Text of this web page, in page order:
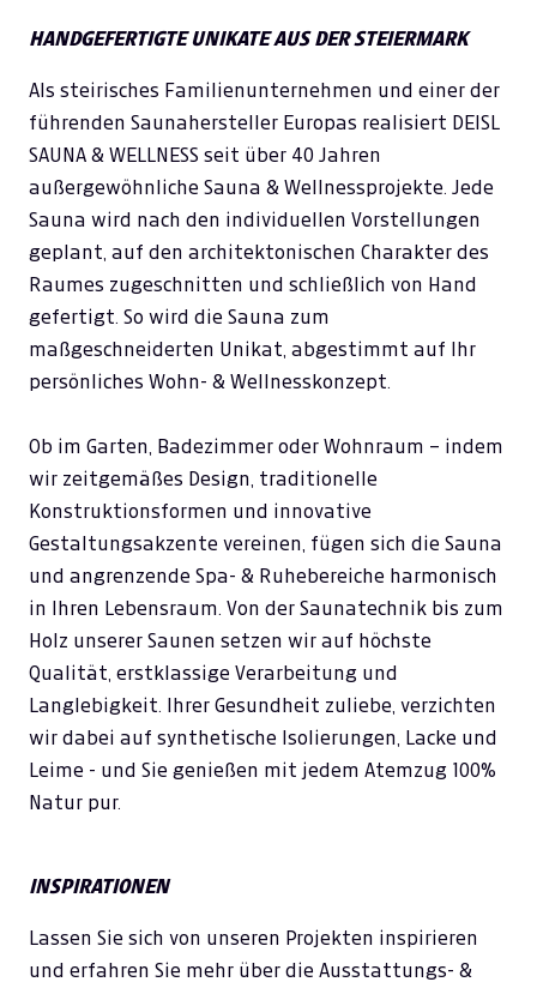
HANDGEFERTIGTE UNIKATE AUS DER STEIERMARK
Als steirisches Familienunternehmen und einer der
führenden Saunahersteller Europas realisiert DEISL
SAUNA & WELLNESS seit über 40 Jahren
außergewöhnliche Sauna & Wellnessprojekte. Jede
Sauna wird nach den individuellen Vorstellungen
geplant, auf den architektonischen Charakter des
Raumes zugeschnitten und schließlich von Hand
gefertigt. So wird die Sauna zum
maßgeschneiderten Unikat, abgestimmt auf Ihr
persönliches Wohn- & Wellnesskonzept.
Ob im Garten, Badezimmer oder Wohnraum – indem
wir zeitgemäßes Design, traditionelle
Konstruktionsformen und innovative
Gestaltungsakzente vereinen, fügen sich die Sauna
und angrenzende Spa- & Ruhebereiche harmonisch
in Ihren Lebensraum. Von der Saunatechnik bis zum
Holz unserer Saunen setzen wir auf höchste
Qualität, erstklassige Verarbeitung und
Langlebigkeit. Ihrer Gesundheit zuliebe, verzichten
wir dabei auf synthetische Isolierungen, Lacke und
Leime - und Sie genießen mit jedem Atemzug 100%
Natur pur.
INSPIRATIONEN
Lassen Sie sich von unseren Projekten inspirieren
und erfahren Sie mehr über die Ausstattungs- &